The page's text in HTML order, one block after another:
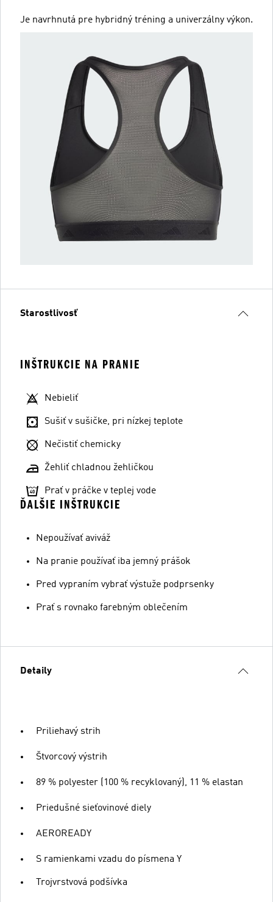
Je navrhnutá pre hybridný tréning a univerzálny výkon.
Starostlivosť
INŠTRUKCIE NA PRANIE
Nebieliť
Sušiť v sušičke, pri nízkej teplote
Nečistiť chemicky
Žehliť chladnou žehličkou
Prať v práčke v teplej vode
ĎALŠIE INŠTRUKCIE
Nepoužívať aviváž
Na pranie používať iba jemný prášok
Pred vypraním vybrať výstuže podprsenky
Prať s rovnako farebným oblečením
Detaily
Priliehavý strih
Štvorcový výstrih
89 % polyester (100 % recyklovaný), 11 % elastan
Priedušné sieťovinové diely
AEROREADY
S ramienkami vzadu do písmena Y
Trojvrstvová podšívka